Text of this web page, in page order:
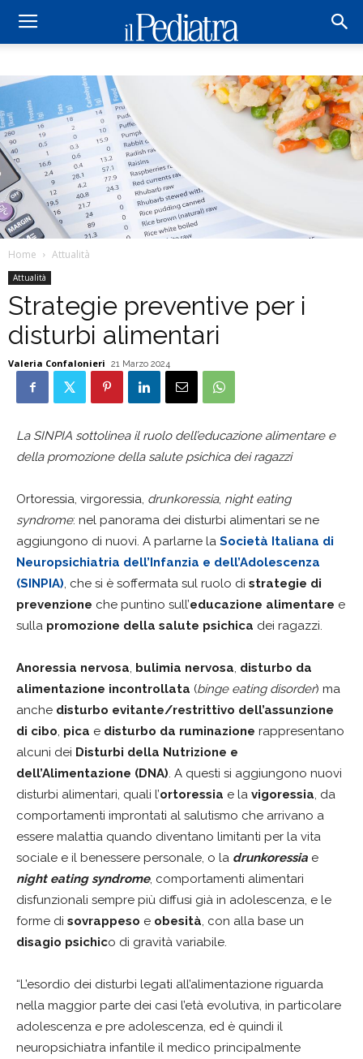
Home Attualità
Attualità
Strategie preventive per i
disturbi alimentari
Valeria Confalonieri 21 Marzo 2024
La SINPIA sottolinea il ruolo dell’educazione alimentare e
della promozione della salute psichica dei ragazzi
Ortoressia, virgoressia, drunkoressia, night eating
syndrome: nel panorama dei disturbi alimentari se ne
aggiungono di nuovi. A parlarne la Società Italiana di
Neuropsichiatria dell’Infanzia e dell’Adolescenza
(SINPIA), che si è soffermata sul ruolo di strategie di
prevenzione che puntino sull’educazione alimentare e
sulla promozione della salute psichica dei ragazzi.
Anoressia nervosa, bulimia nervosa, disturbo da
alimentazione incontrollata (binge eating disorder) ma
anche disturbo evitante/restrittivo dell’assunzione
di cibo, pica e disturbo da ruminazione rappresentano
alcuni dei Disturbi della Nutrizione e
dell’Alimentazione (DNA). A questi si aggiungono nuovi
disturbi alimentari, quali l’ortoressia e la vigoressia, da
comportamenti improntati al salutismo che arrivano a
essere malattia quando diventano limitanti per la vita
sociale e il benessere personale, o la drunkoressia e
night eating syndrome, comportamenti alimentari
disfunzionali sempre più diffusi già in adolescenza, e le
forme di sovrappeso e obesità, con alla base un
disagio psichico di gravità variabile.
“L’esordio dei disturbi legati all’alimentazione riguarda
nella maggior parte dei casi l’età evolutiva, in particolare
adolescenza e pre adolescenza, ed è quindi il
neuropsichiatra infantile il medico principalmente